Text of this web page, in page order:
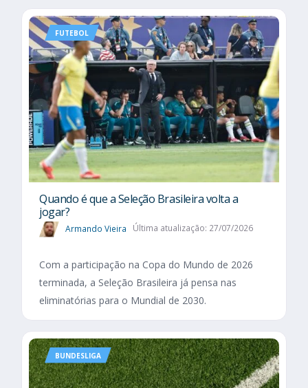
FUTEBOL
Quando é que a Seleção Brasileira volta a
jogar?
Armando Vieira Última atualização: 27/07/2026
Com a participação na Copa do Mundo de 2026
terminada, a Seleção Brasileira já pensa nas
eliminatórias para o Mundial de 2030.
BUNDESLIGA